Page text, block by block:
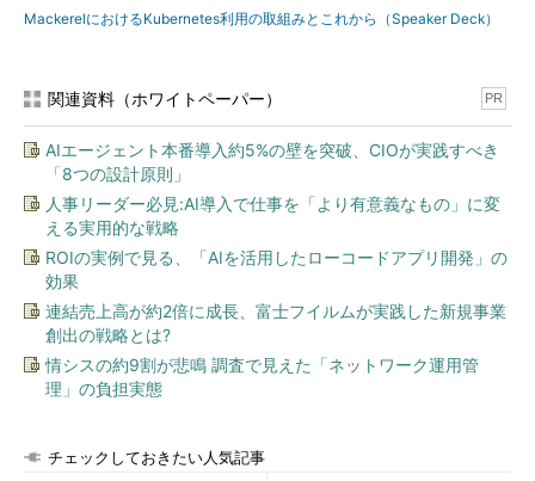
MackerelにおけるKubernetes利用の取組みとこれから（Speaker Deck）
関連資料（ホワイトペーパー） PR
AIエージェント本番導入約5%の壁を突破、CIOが実践すべき
「8つの設計原則」
人事リーダー必見:AI導入で仕事を「より有意義なもの」に変
える実用的な戦略
ROIの実例で見る、「AIを活用したローコードアプリ開発」の
効果
連結売上高が約2倍に成長、富士フイルムが実践した新規事業
創出の戦略とは?
情シスの約9割が悲鳴 調査で見えた「ネットワーク運用管
理」の負担実態
チェックしておきたい人気記事